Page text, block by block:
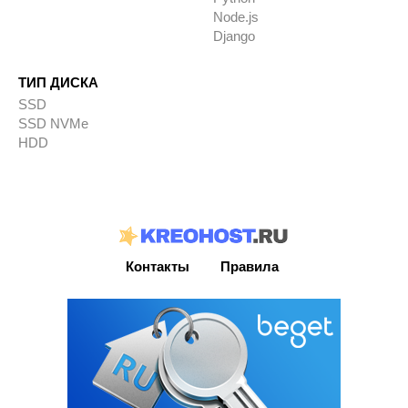
Node.js
Django
ТИП ДИСКА
SSD
SSD NVMe
HDD
Контакты Правила